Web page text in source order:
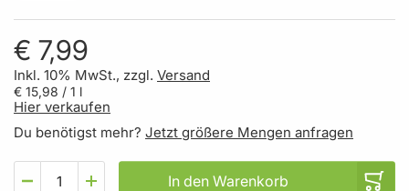
€ 7,99
Inkl. 10% MwSt., zzgl. Versand
€ 15,98 / 1 l
Hier verkaufen
Du benötigst mehr? Jetzt größere Mengen anfragen
In den Warenkorb